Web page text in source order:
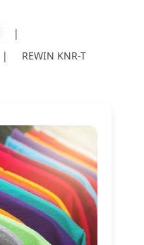
|
| REWIN KNR-T